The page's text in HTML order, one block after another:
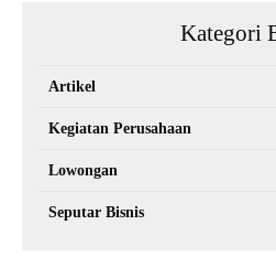
Kategori
Artikel
Kegiatan Perusahaan
Lowongan
Seputar Bisnis